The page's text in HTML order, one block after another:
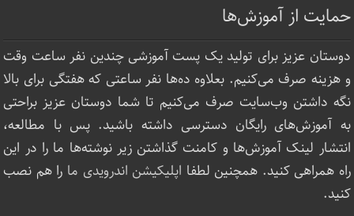
حمایت از آموزش‌ها
دوستان عزیز برای تولید یک پست آموزشی چندین نفر ساعت‌ وقت
و هزینه صرف می‌کنیم. بعلاوه ده‌ها نفر ساعتی که هفتگی برای بالا
نگه داشتن وب‌سایت صرف ‌می‌کنیم تا شما دوستان عزیز براحتی
به آموزش‌های رایگان دسترسی داشته باشید. پس با مطالعه،
انتشار لینک‌ آموزش‌ها و کامنت گذاشتن زیر نوشته‌‌ها ما را در این
راه همراهی کنید. همچنین لطفا اپلیکیشن اندرویدی ما را هم نصب
کنید.